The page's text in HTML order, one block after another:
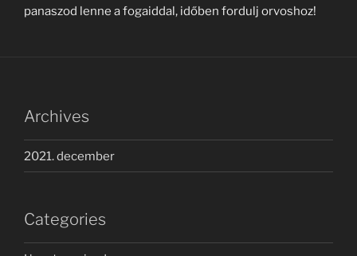
panaszod lenne a fogaiddal, időben fordulj orvoshoz!
Archives
2021. december
Categories